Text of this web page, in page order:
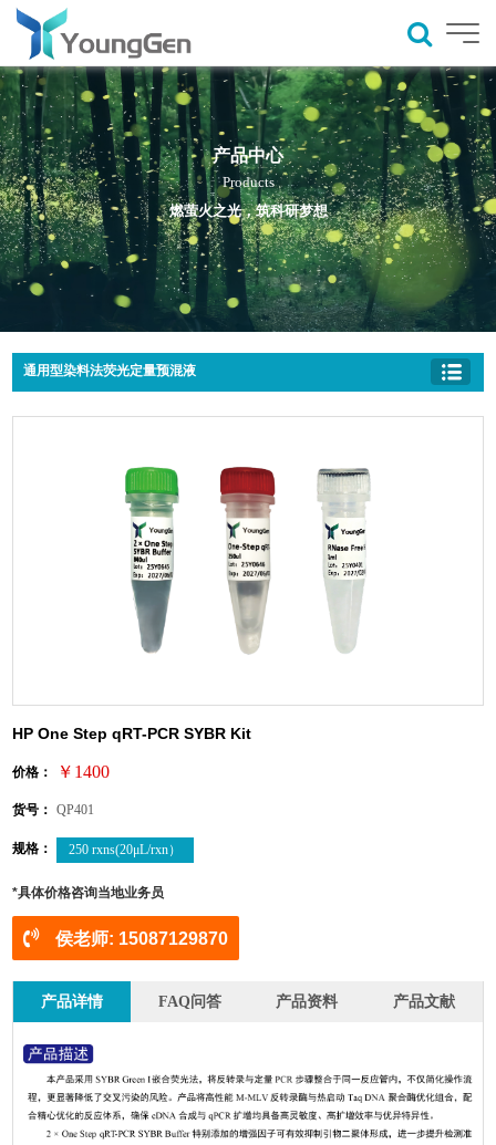
产品中心
Products
燃萤火之光，筑科研梦想
通用型染料法荧光定量预混液
HP One Step qRT-PCR SYBR Kit
价格： ￥1400
货号： QP401
规格： 250 rxns(20μL/rxn）
*具体价格咨询当地业务员
侯老师: 15087129870
产品详情 FAQ问答 产品资料 产品文献